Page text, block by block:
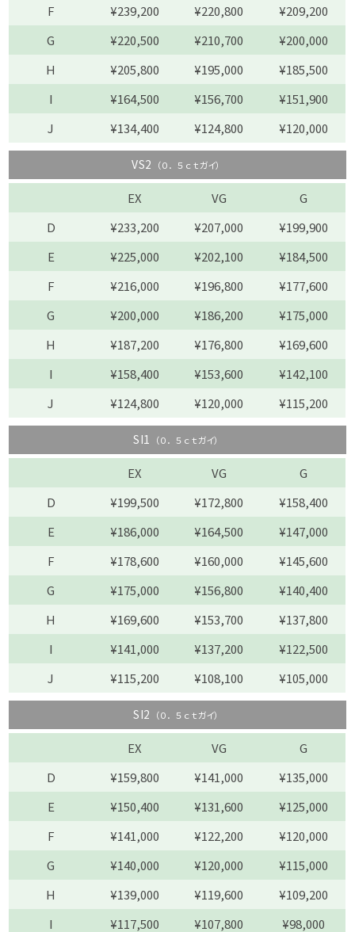
F
¥239,200 ¥220,800
¥209,200
G
¥220,500 ¥210,700
¥200,000
H
¥205,800 ¥195,000
¥185,500
I
¥164,500 ¥156,700
¥151,900
J
¥134,400 ¥124,800 ¥120,000
VS2 （０．５ｃｔガイ）
EX VG
G
D
¥233,200 ¥207,000
¥199,900
E
¥225,000 ¥202,100
¥184,500
F
¥216,000 ¥196,800
¥177,600
G
¥200,000 ¥186,200
¥175,000
H
¥187,200 ¥176,800
¥169,600
I
¥158,400 ¥153,600
¥142,100
J
¥124,800 ¥120,000 ¥115,200
SI1 （０．５ｃｔガイ）
EX VG
G
D
¥199,500 ¥172,800
¥158,400
E
¥186,000 ¥164,500
¥147,000
F
¥178,600 ¥160,000
¥145,600
G
¥175,000 ¥156,800
¥140,400
H
¥169,600 ¥153,700
¥137,800
I
¥141,000 ¥137,200
¥122,500
J
¥115,200 ¥108,100 ¥105,000
SI2 （０．５ｃｔガイ）
EX VG
G
D
¥159,800 ¥141,000
¥135,000
E
¥150,400 ¥131,600
¥125,000
F
¥141,000 ¥122,200
¥120,000
G
¥140,000 ¥120,000
¥115,000
H
¥139,000 ¥119,600
¥109,200
I
¥117,500 ¥107,800
¥98,000